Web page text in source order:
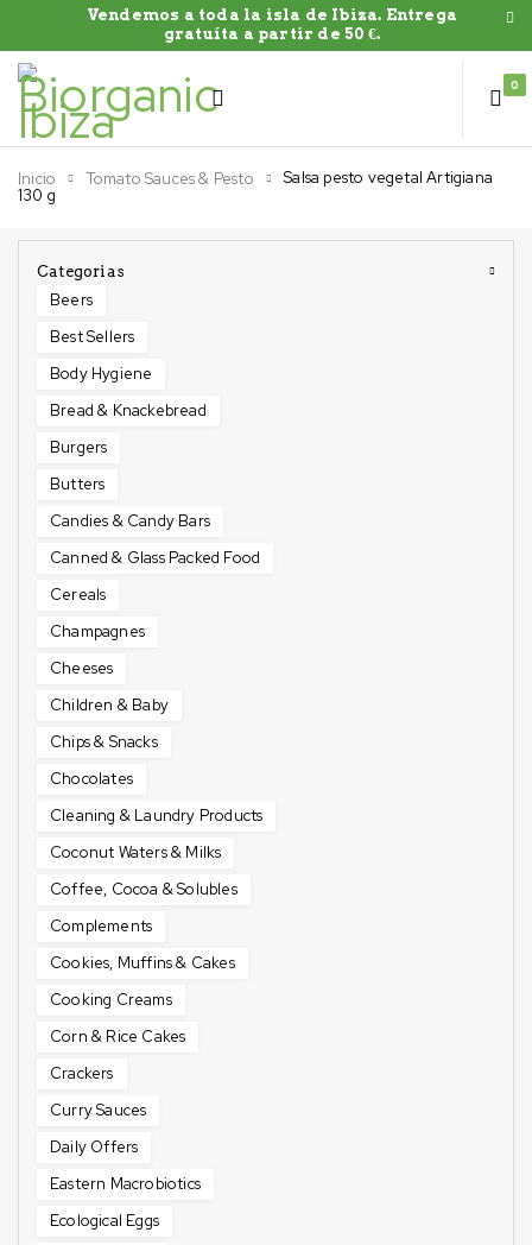
Vendemos a toda la isla de Ibiza. Entrega
gratuíta a partir de 50 €.
0
Inicio Tomato Sauces & Pesto
Salsa pesto vegetal Artigiana
130 g
Categorias
Beers
Best Sellers
Body Hygiene
Bread & Knackebread
Burgers
Butters
Candies & Candy Bars
Canned & Glass Packed Food
Cereals
Champagnes
Cheeses
Children & Baby
Chips & Snacks
Chocolates
Cleaning & Laundry Products
Coconut Waters & Milks
Coffee, Cocoa & Solubles
Complements
Cookies, Muffins & Cakes
Cooking Creams
Corn & Rice Cakes
Crackers
Curry Sauces
Daily Offers
Eastern Macrobiotics
Ecological Eggs